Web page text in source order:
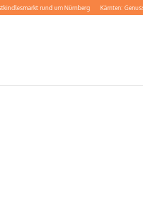
rund um Nürnberg Kärnten: Genuss